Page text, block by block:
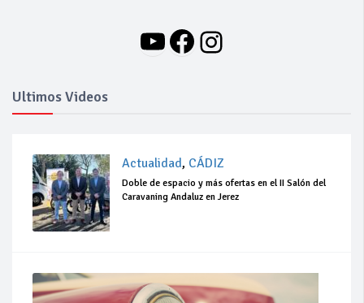
YouTube
Facebook
Instagram
Ultimos Videos
Actualidad, CÁDIZ
Doble de espacio y más ofertas en el II Salón del
Caravaning Andaluz en Jerez